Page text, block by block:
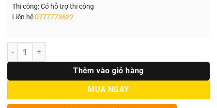
Thi công: Có hỗ trợ thi công
Liên hệ0777773622
Số lượng
Thêm vào giỏ hàng
MUA NGAY